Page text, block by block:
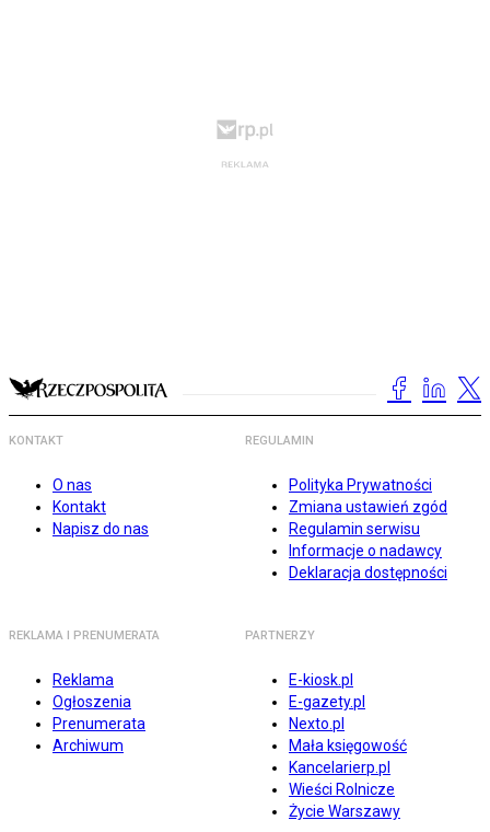
KONTAKT
O nas
Kontakt
Napisz do nas
REGULAMIN
Polityka Prywatności
Zmiana ustawień zgód
Regulamin serwisu
Informacje o nadawcy
Deklaracja dostępności
REKLAMA I PRENUMERATA
Reklama
Ogłoszenia
Prenumerata
Archiwum
PARTNERZY
E-kiosk.pl
E-gazety.pl
Nexto.pl
Mała księgowość
Kancelarierp.pl
Wieści Rolnicze
Życie Warszawy